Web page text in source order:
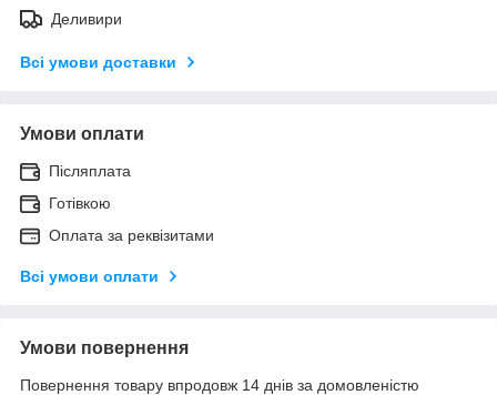
Деливири
Всі умови доставки
Умови оплати
Післяплата
Готівкою
Оплата за реквізитами
Всі умови оплати
Умови повернення
Повернення товару впродовж 14 днів за домовленістю